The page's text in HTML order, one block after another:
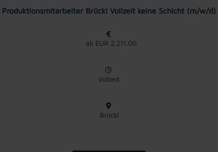
Produktionsmitarbeiter Brückl Vollzeit keine Schicht (m/w/d)
ab EUR 2.211,00
Vollzeit
Brückl